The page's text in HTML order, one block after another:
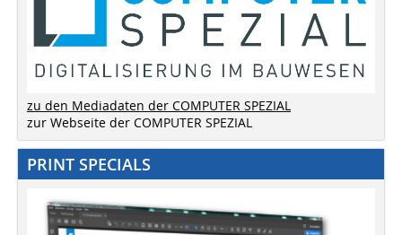
zu den Mediadaten der COMPUTER SPEZIAL
zur Webseite der COMPUTER SPEZIAL
PRINT SPECIALS